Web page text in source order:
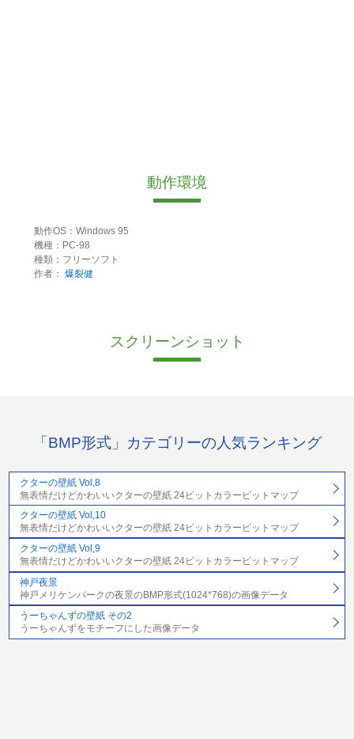
動作環境
動作OS：Windows 95
機種：PC-98
種類：フリーソフト
作者： 爆裂健
スクリーンショット
「BMP形式」カテゴリーの人気ランキング
クターの壁紙 Vol,8
無表情だけどかわいいクターの壁紙 24ビットカラービットマップ
クターの壁紙 Vol,10
無表情だけどかわいいクターの壁紙 24ビットカラービットマップ
クターの壁紙 Vol,9
無表情だけどかわいいクターの壁紙 24ビットカラービットマップ
神戸夜景
神戸メリケンパークの夜景のBMP形式(1024*768)の画像データ
うーちゃんずの壁紙 その2
うーちゃんずをモチーフにした画像データ